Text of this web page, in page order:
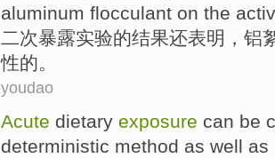
aluminum flocculant on the
二次暴露实验的结果还表明 ， 铝
性的。
youdao
Acute dietary exposure can be
deterministic method as well